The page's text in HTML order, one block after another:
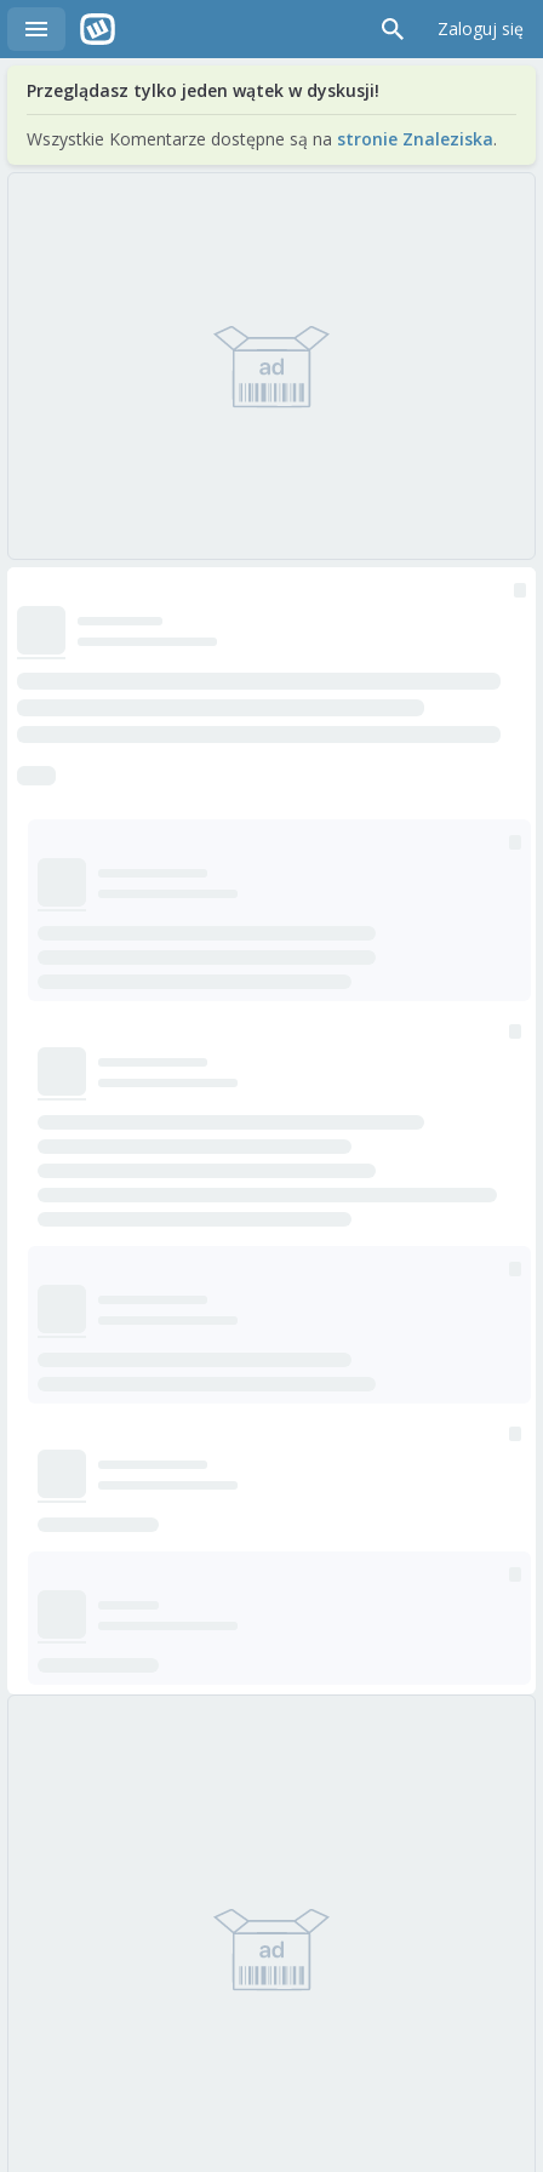
Zaloguj się
Przeglądasz tylko jeden wątek w dyskusji!
Wszystkie Komentarze dostępne są na stronie Znaleziska.